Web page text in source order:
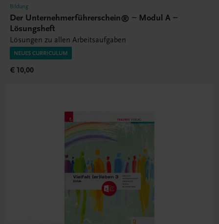
Bildung
Der Unternehmerführerschein® – Modul A –
Lösungsheft
Lösungen zu allen Arbeitsaufgaben
NEUES CURRICULUM
€ 10,00